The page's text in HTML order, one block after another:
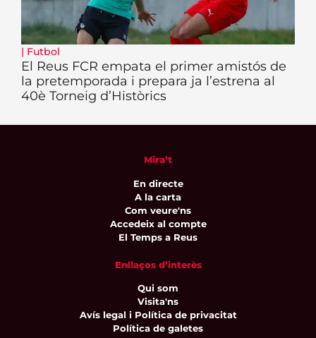
| Futbol
El Reus FCR empata el primer amistós de
la pretemporada i prepara ja l’estrena al
40è Torneig d’Històrics
Mira’t
En directe
A la carta
Com veure'ns
Accedeix al compte
El Temps a Reus
Enllaços d’interès
Qui som
Visita'ns
Avís legal i Política de privacitat
Política de galetes